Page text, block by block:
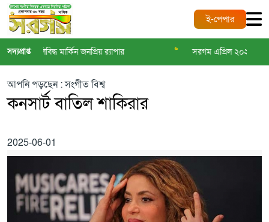
ই-পেপার
সদ্যপ্রাপ্ত
গুলিবিদ্ধ মার্কিন জনপ্রিয় র‌্যাপার সরগম এপ্রিল ২০২৬
আপনি পড়ছেন : সংগীত বিশ্ব
কনসার্ট বাতিল শাকিরার
2025-06-01